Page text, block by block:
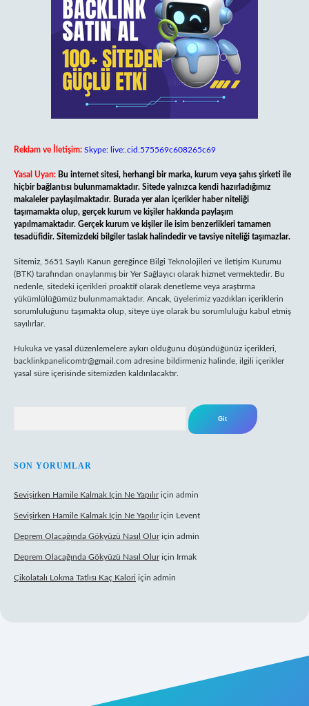
Reklam ve İletişim: Skype: live:.cid.575569c608265c69
Yasal Uyarı: Bu internet sitesi, herhangi bir marka, kurum veya şahıs şirketi ile
hiçbir bağlantısı bulunmamaktadır. Sitede yalnızca kendi hazırladığımız
makaleler paylaşılmaktadır. Burada yer alan içerikler haber niteliği
taşımamakta olup, gerçek kurum ve kişiler hakkında paylaşım
yapılmamaktadır. Gerçek kurum ve kişiler ile isim benzerlikleri tamamen
tesadüfidir. Sitemizdeki bilgiler taslak halindedir ve tavsiye niteliği taşımazlar.
Sitemiz, 5651 Sayılı Kanun gereğince Bilgi Teknolojileri ve İletişim Kurumu
(BTK) tarafından onaylanmış bir Yer Sağlayıcı olarak hizmet vermektedir. Bu
nedenle, sitedeki içerikleri proaktif olarak denetleme veya araştırma
yükümlülüğümüz bulunmamaktadır. Ancak, üyelerimiz yazdıkları içeriklerin
sorumluluğunu taşımakta olup, siteye üye olarak bu sorumluluğu kabul etmiş
sayılırlar.
Hukuka ve yasal düzenlemelere aykırı olduğunu düşündüğünüz içerikleri,
backlinkpanelicomtr@gmail.com adresine bildirmeniz halinde, ilgili içerikler
yasal süre içerisinde sitemizden kaldırılacaktır.
SON YORUMLAR
Sevişirken Hamile Kalmak Için Ne Yapılıriçin admin
Sevişirken Hamile Kalmak Için Ne Yapılıriçin Levent
Deprem Olacağında Gökyüzü Nasıl Oluriçin admin
Deprem Olacağında Gökyüzü Nasıl Oluriçin Irmak
Çikolatalı Lokma Tatlısı Kaç Kalori için admin